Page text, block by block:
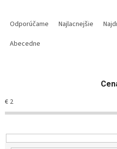
r
o
u
k
Odporúčame Najlacnejšie
Abecedne
€ 2